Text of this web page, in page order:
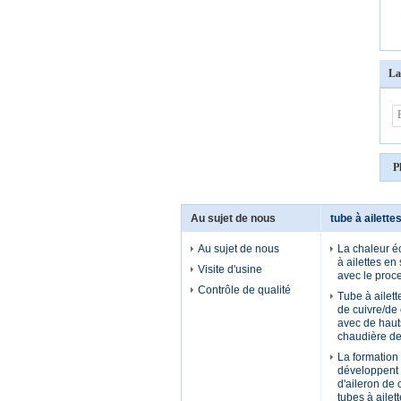
Au sujet de nous
Au sujet de nous
Visite d'usine
Contrôle de qualité
tube à
La chaleur
à ailettes en
avec le
Tube à
de cuivre/de
avec de
chaudière
La
développent
d'aileron de
tubes à